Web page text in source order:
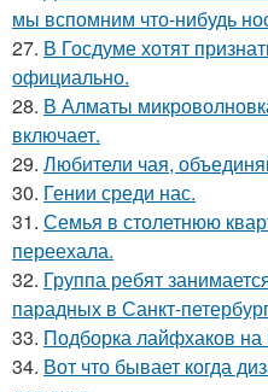
мы вспомним что-нибудь
27. В Госдуме хотят
официально.
28. В Алматы
включает.
29. Любители чая,
30. Гении среди нас.
31. Семья в столетнюю
переехала.
32. Группа ребят
парадных в Санкт-
33. Подборка лайфхаков на
34. Вот что бывает когда